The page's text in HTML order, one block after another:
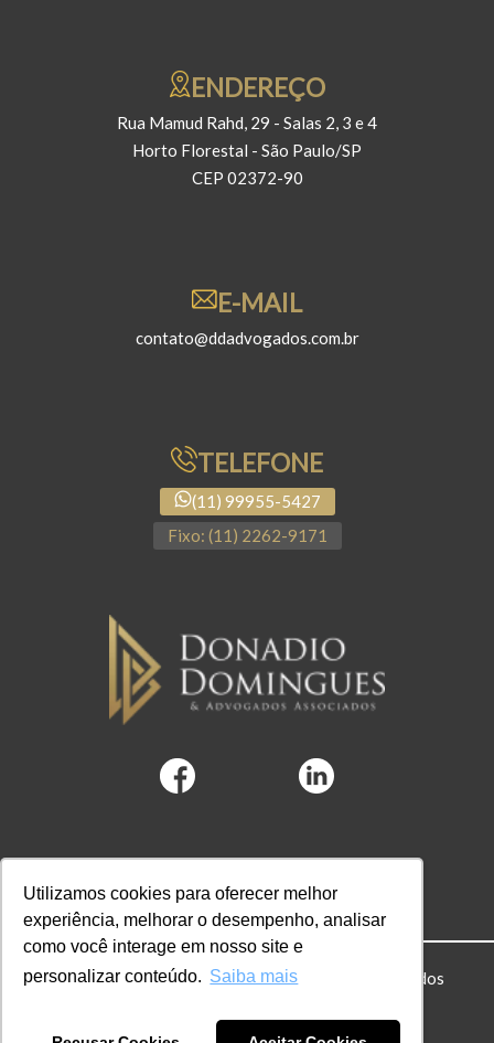
Utilizamos cookies para oferecer melhor
experiência, melhorar o desempenho, analisar
como você interage em nosso site e
personalizar conteúdo. Saiba mais
ENDEREÇO
Rua Mamud Rahd, 29 - Salas 2, 3 e 4
Horto Florestal - São Paulo/SP
CEP 02372-90
E-MAIL
contato@ddadvogados.com.br
TELEFONE
(11) 99955-5427
Fixo: (11) 2262-9171
© 2022 DD Advogados. Todos os direitos reservados